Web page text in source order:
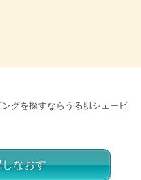
グを探すならうる肌シェービ
なおす